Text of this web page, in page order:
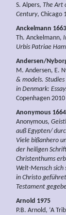
S. Alpers, The Art
Century, Chicago
Anckelmann 1663
Th. Anckelmann,
Urbis Patriae
Andersen/
M. Andersen, E.
& models.
in Denmark:
Copenhagen 2010
Anonymous 1664
Anonymous,
auß Egypten/
Viele bißanhero
der heiligen
Christenthums
Welt-Mensch
in Christo
Testament
Arnold 1975
P.B. Arnold, ‘A